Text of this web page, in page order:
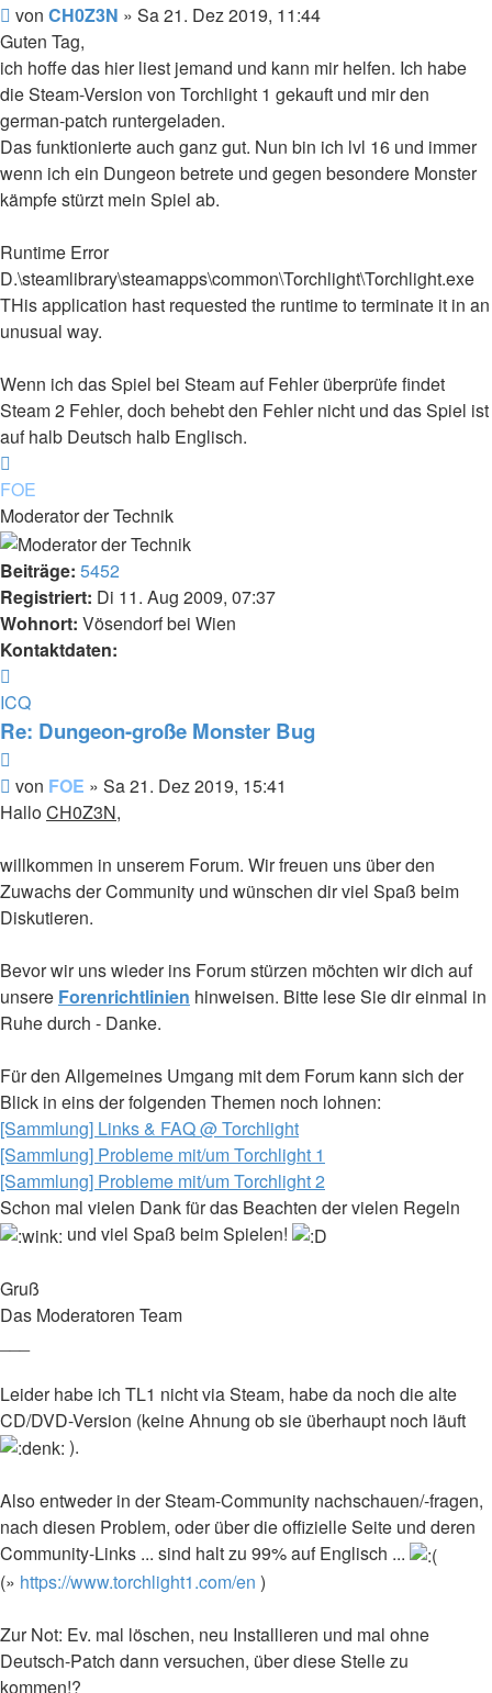
Beitrag
von CH0Z3N » Sa 21. Dez 2019, 11:44
Guten Tag,
ich hoffe das hier liest jemand und kann mir helfen. Ich habe
die Steam-Version von Torchlight 1 gekauft und mir den
german-patch runtergeladen.
Das funktionierte auch ganz gut. Nun bin ich lvl 16 und immer
wenn ich ein Dungeon betrete und gegen besondere Monster
kämpfe stürzt mein Spiel ab.
Runtime Error
D.\steamlibrary\steamapps\common\Torchlight\Torchlight.exe
THis application hast requested the runtime to terminate it in an
unusual way.
Wenn ich das Spiel bei Steam auf Fehler überprüfe findet
Steam 2 Fehler, doch behebt den Fehler nicht und das Spiel ist
auf halb Deutsch halb Englisch.
oben
FOE
Moderator der Technik
Beiträge: 5452
Registriert: Di 11. Aug 2009, 07:37
Wohnort: Vösendorf bei Wien
Kontaktdaten:
von
FOE
ICQ
Re: Dungeon-große Monster Bug
Beitrag
von FOE » Sa 21. Dez 2019, 15:41
HalloCH0Z3N,
willkommen in unserem Forum. Wir freuen uns über den
Zuwachs der Community und wünschen dir viel Spaß beim
Diskutieren.
Bevor wir uns wieder ins Forum stürzen möchten wir dich auf
unsere Forenrichtlinien hinweisen. Bitte lese Sie dir einmal in
Ruhe durch - Danke.
Für den Allgemeines Umgang mit dem Forum kann sich der
Blick in eins der folgenden Themen noch lohnen:
[Sammlung] Links & FAQ @ Torchlight
[Sammlung] Probleme mit/um Torchlight 1
[Sammlung] Probleme mit/um Torchlight 2
Schon mal vielen Dank für das Beachten der vielen Regeln
und viel Spaß beim Spielen!
Gruß
Das Moderatoren Team
Leider habe ich TL1 nicht via Steam, habe da noch die alte
CD/DVD-Version (keine Ahnung ob sie überhaupt noch läuft
).
Also entweder in der Steam-Community nachschauen/-fragen,
nach diesen Problem, oder über die offizielle Seite und deren
Community-Links ... sind halt zu 99% auf Englisch ...
(» https://www.torchlight1.com/en )
Zur Not: Ev. mal löschen, neu Installieren und mal ohne
Deutsch-Patch dann versuchen, über diese Stelle zu
kommen!?